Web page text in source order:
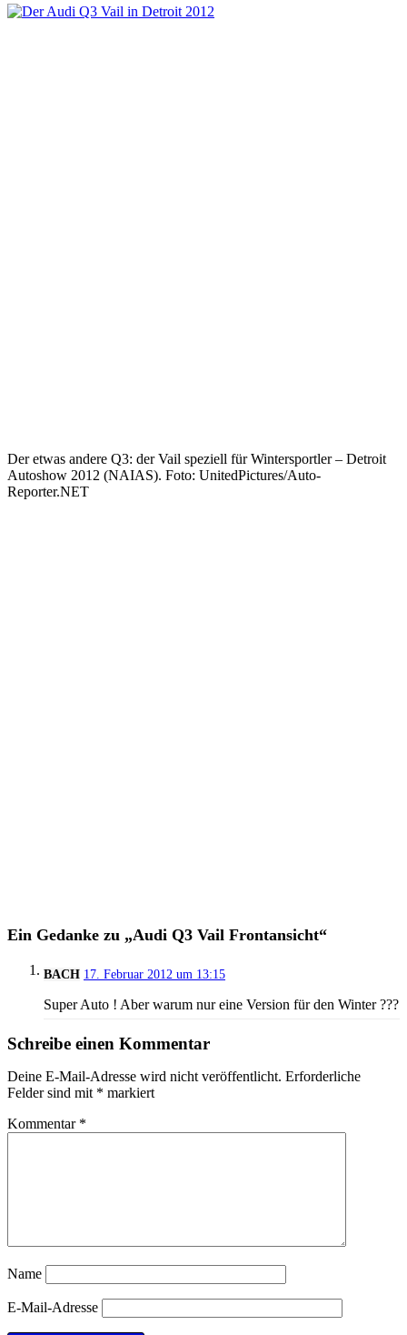
Der etwas andere Q3: der Vail speziell für Wintersportler – Detroit
Autoshow 2012 (NAIAS). Foto: UnitedPictures/Auto-
Reporter.NET
Ein Gedanke zu „Audi Q3 Vail Frontansicht“
BACH 17. Februar 2012 um 13:15
Super Auto ! Aber warum nur eine Version für den Winter ???
Schreibe einen Kommentar
Deine E-Mail-Adresse wird nicht veröffentlicht. Erforderliche
Felder sind mit * markiert
Kommentar *
Name
E-Mail-Adresse